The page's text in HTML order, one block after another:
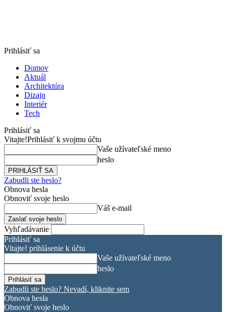
Prihlásiť sa
Domov
Aktuál
Architektúra
Dizajn
Interiér
Tech
Prihlásiť sa
Vitajte!Prihlásiť k svojmu účtu
Vaše užívateľské meno
heslo
Zabudli ste heslo?
Obnova hesla
Obnoviť svoje heslo
Váš e-mail
Vyhľadávanie
Prihlásiť sa
Vitajte! prihlásenie k účtu
Vaše užívateľské meno
heslo
Zabudli ste heslo? Nevadí, kliknite sem
Obnova hesla
Obnoviť svoje heslo